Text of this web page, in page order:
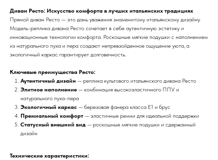
Диван Ресто: Искусство комфорта в лучших итальянских традициях
Прямой диван Ресто — это дань уважения знаменитому итальянскому дизайну.
Модель-реплика дивана Ресто сочетает в себе аутентичную эстетику и
инновационные технологии комфорта. Роскошные мягкие подушки с наполнением
из натурального пуха и пера создают непревзойденное ощущение уюта, а
экологичный каркас гарантирует долговечность.
Ключевые преимущества Ресто:
Аутентичный дизайн — реплика культового итальянского дивана Ресто
Элитное наполнение — комбинация высокоэластичного ППУ и
натурального пуха-пера
Экологичный каркас — березовая фанера класса Е1 и брус
Премиальный комфорт — эластичные ремни для идеальной поддержки
Статусный внешний вид — роскошные мягкие подушки и сдержанный
дизайн
Технические характеристики: